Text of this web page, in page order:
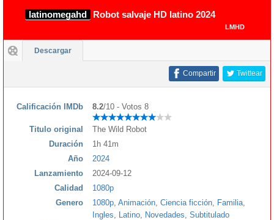
latinomegahd Robot salvaje HD latino 2024
LMHD
Descargar
Twittear
Compartir
Calificación IMDb 8.2/10 - Votos 8
Titulo original
The Wild Robot
Duración
1h 41m
Año
2024
Lanzamiento
2024-09-12
Calidad
1080p
Genero
1080p Animación Ciencia ficción Familia
Ingles
Latino Novedades Subtitulado